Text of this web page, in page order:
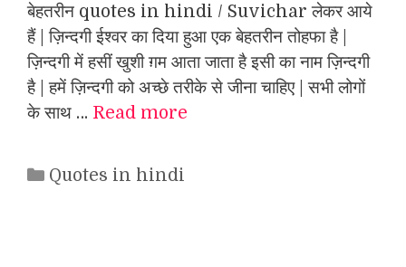
बेहतरीन quotes in hindi / Suvichar लेकर आये
हैं | ज़िन्दगी ईश्वर का दिया हुआ एक बेहतरीन तोहफा है |
ज़िन्दगी में हसीं खुशी ग़म आता जाता है इसी का नाम ज़िन्दगी
है | हमें ज़िन्दगी को अच्छे तरीके से जीना चाहिए | सभी लोगों
के साथ … Read more
Categories
Quotes in hindi